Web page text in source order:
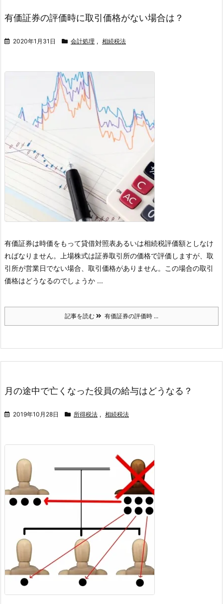
有価証券の評価時に取引価格がない場合は？
2020年1月31日 会計処理 , 相続税法
有価証券は時価をもって貸借対照表あるいは相続税評価額としなけ
ればなりません。
上場株式は証券取引所の価格で評価しますが、取
引所が営業日でない場合、取引価格がありません。
この場合の取引
価格はどうなるのでしょうか ...
記事を読む 有価証券の評価時 ...
月の途中で亡くなった役員の給与はどうなる？
2019年10月28日 所得税法 , 相続税法